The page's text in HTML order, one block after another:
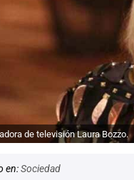
de televisión Laura Bozzo.
en:Sociedad